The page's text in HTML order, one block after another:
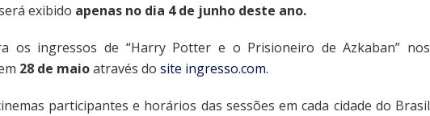
exibido apenas no dia 4 de junho deste ano.
os ingressos de “Harry Potter e o Prisioneiro de Azkaban” nos
28 de maioatravés do site ingresso.com.
participantes e horários das sessões em cada cidade do Brasil